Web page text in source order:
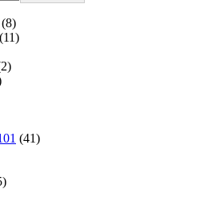
(8)
(11)
(41)